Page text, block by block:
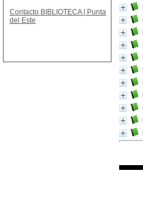
Contacto BIBLIOTECA | Punta
del Este